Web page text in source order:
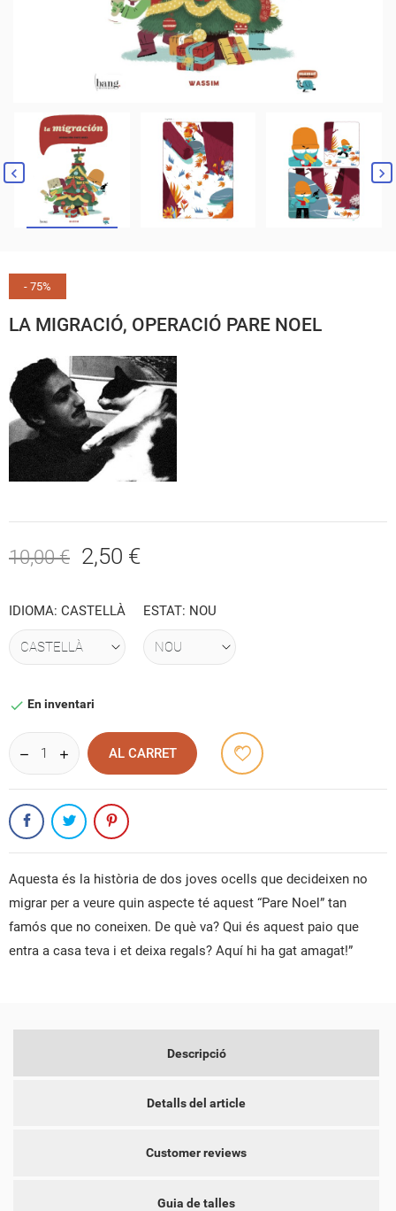
- 75%
LA MIGRACIÓ, OPERACIÓ PARE NOEL
10,00 € 2,50 €
IDIOMA: CASTELLÀ ESTAT: NOU
 En inventari
AL CARRET
Aquesta és la història de dos joves ocells que decideixen no
migrar per a veure quin aspecte té aquest “Pare Noel” tan
famós que no coneixen. De què va? Qui és aquest paio que
entra a casa teva i et deixa regals? Aquí hi ha gat amagat!”
Descripció
Detalls del article
Customer reviews
Guia de talles
LES MEVES LLISTES DE DESITJOS
CREAR UNA LLISTA DE DESITJOS
CONNECTAR-SE
PER A DESAR ELS PRODUCTES A LA VOSTRA LLISTA DE
CANCEL·LAR CONNECTAR-SE